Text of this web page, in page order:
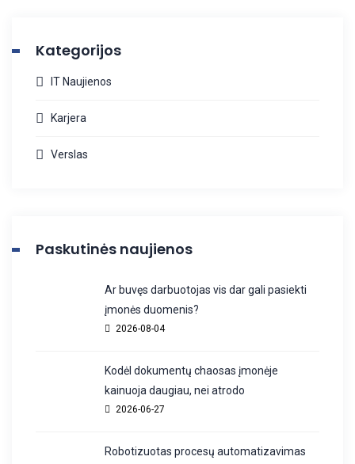
Kategorijos
IT Naujienos
Karjera
Verslas
Paskutinės naujienos
Ar buvęs darbuotojas vis dar gali pasiekti
įmonės duomenis?
2026-08-04
Kodėl dokumentų chaosas įmonėje
kainuoja daugiau, nei atrodo
2026-06-27
Robotizuotas procesų automatizavimas